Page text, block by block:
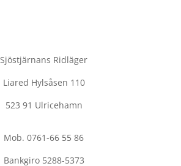
Sjöstjärnans Ridläger
Liared Hylsåsen 110
523 91 Ulricehamn
Mob. 0761-66 55 86
Bankgiro 5288-5373